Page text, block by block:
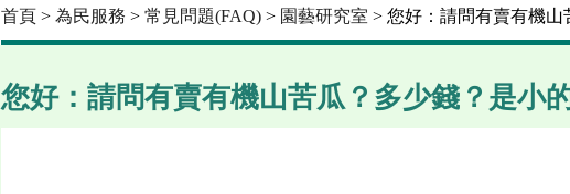
首頁 > 為民服務 > 常見問題(FAQ) > 園藝研究室 > 您好：請問有賣有機山
您好：請問有賣有機山苦瓜？多少錢？是小